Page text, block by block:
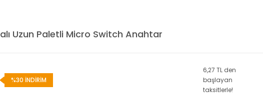
Uzun Paletli Micro Switch Anahtar
%30 İNDİRİM
6,27 TL den
başlayan
taksitlerle!